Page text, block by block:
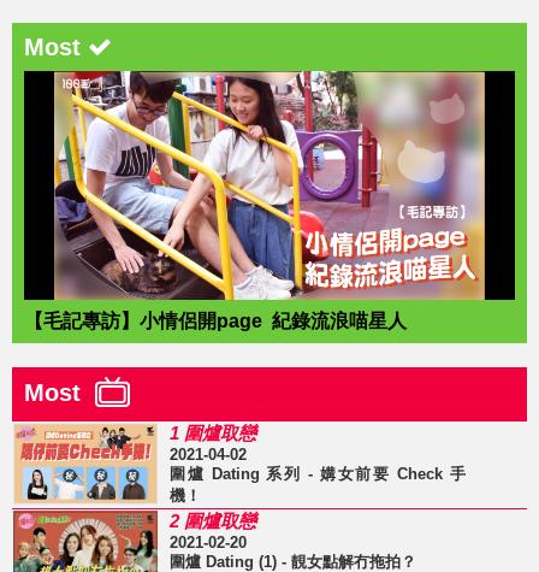
Most
【毛記專訪】小情侶開page 紀錄流浪喵星人
Most
1 圍爐取戀
2021-04-02
圍爐 Dating 系列 - 媾女前要 Check 手
機！
2 圍爐取戀
2021-02-20
圍爐 Dating (1) - 靚女點解冇拖拍？